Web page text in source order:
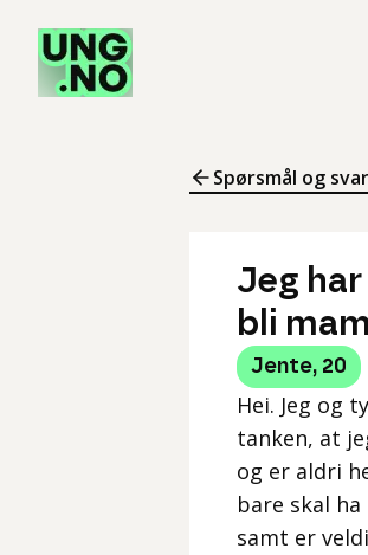
Spørsmål og svar
Jeg
bli
Jente, 20
Hei. Jeg og
tanken, at
og er aldri
bare skal
samt er